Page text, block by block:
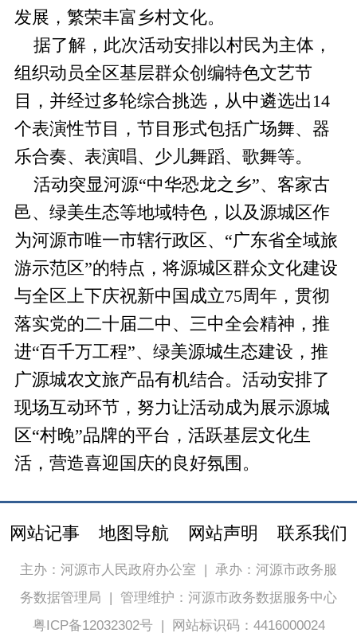
发展，繁荣丰富乡村文化。
据了解，此次活动安排以村民为主体，
组织动员全区基层群众创编特色文艺节
目，并经过多轮综合挑选，从中遴选出14
个表演性节目，节目形式包括广场舞、器
乐合奏、表演唱、少儿舞蹈、歌舞等。
活动突显河源“中华恐龙之乡”、客家古
邑、绿美生态等地域特色，以及源城区作
为河源市唯一市辖行政区、“广东省全域旅
游示范区”的特点，将源城区群众文化建设
与全区上下庆祝新中国成立75周年，贯彻
落实党的二十届二中、三中全会精神，推
进“百千万工程”、绿美源城生态建设，推
广源城农文旅产品有机结合。活动安排了
现场互动环节，努力让活动成为展示源城
区“村晚”品牌的平台，活跃基层文化生
活，营造喜迎国庆的良好氛围。
网站记事 地图导航 网站声明 联系我们
主办：河源市人民政府办公室 | 承办：河源市政务服
务数据管理局 | 管理维护：河源市政务数据服务中心
粤ICP备12032302号| 网站标识码：4416000024